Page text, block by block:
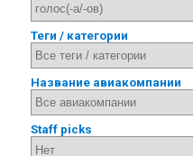
Теги / категории
Название авиакомпании
Staff picks